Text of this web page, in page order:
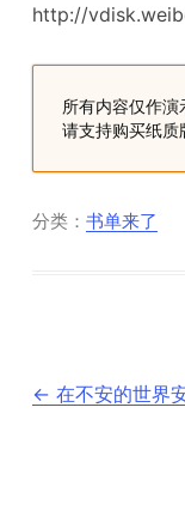
http://
所有内容仅作
请支持购买纸质
分类：书单来了
文
章
← 在不安的世界